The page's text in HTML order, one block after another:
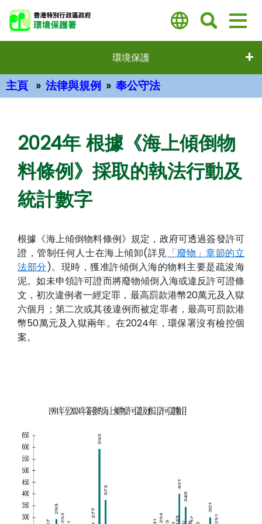
內
環境保護
主頁 法律與規例 奉公守法
2024年 根據《海上傾倒物
料條例》採取的執法行動及
統計數字
根據《海上傾倒物料條例》規定，政府可透過簽發許可
證，管制任何人士在海上傾卸(詳見 「廢物」章節的立
法部分)。現時，獲准許傾倒入海的物料主要是疏浚海
泥。如未申領許可證而將廢物傾倒入海或違反許可證條
文，初次違例者一經定罪，最高罰款港幣20萬元及入獄
六個月；第二次或其後違例而被定罪者，最高可罰款港
幣50萬元及入獄兩年。在2024年，環保署沒有檢控個
案。